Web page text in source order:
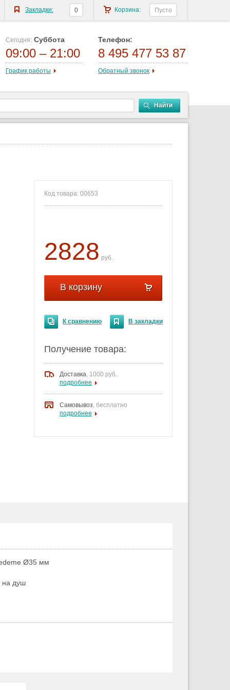
Сегодня: Суббота
09:00 – 21:00
График работы
Телефон:
8 495 477 53 87
Обратный звонок
Найти
Код товара: 00653
2828 руб.
В корзину
К сравнению В закладки
Получение товара:
Доставка, 1000 руб.
подробнее
Самовывоз, бесплатно
подробнее
Ø35 мм
на душ
Корзина: Пусто
Закладки: 0